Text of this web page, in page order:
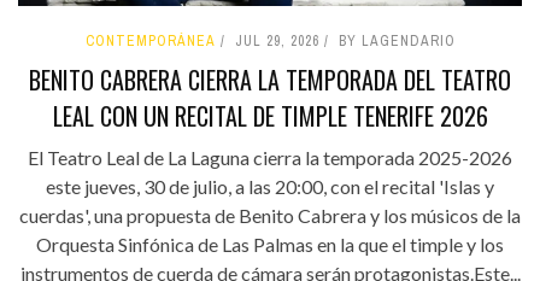
CONTEMPORÁNEA JUL 29, 2026 BY LAGENDARIO
BENITO CABRERA CIERRA LA TEMPORADA DEL TEATRO
LEAL CON UN RECITAL DE TIMPLE TENERIFE 2026
El Teatro Leal de La Laguna cierra la temporada 2025-2026
este jueves, 30 de julio, a las 20:00, con el recital 'Islas y
cuerdas', una propuesta de Benito Cabrera y los músicos de la
Orquesta Sinfónica de Las Palmas en la que el timple y los
instrumentos de cuerda de cámara serán protagonistas.Este...